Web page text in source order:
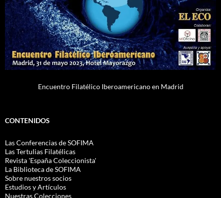
Encuentro Filatélico Iberoamericano en Madrid
CONTENIDOS
Las Conferencias de SOFIMA
Las Tertulias Filatélicas
Revista 'España Coleccionista'
La Biblioteca de SOFIMA
Sobre nuestros socios
Estudios y Artículos
Nuestras Colecciones